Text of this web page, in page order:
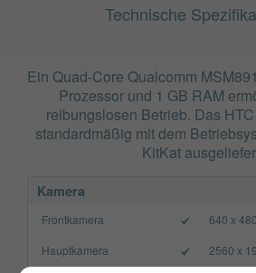
Technische
Ein Quad-Core Qualcomm
Prozessor und 1 GB RAM
reibungslosen Betrieb. Das
standardmäßig mit dem
KitKat
Kamera
Frontkamera
640 x
Hauptkamera
2560 x